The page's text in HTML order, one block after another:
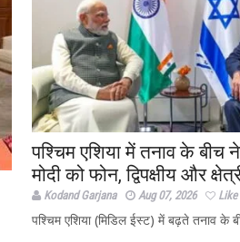
पश्चिम एशिया में तनाव के बीच
मोदी को फोन, द्विपक्षीय और
Kodand Garjana Aug 07, 2026 Like
पश्चिम एशिया (मिडिल ईस्ट) में बढ़ते तनाव के